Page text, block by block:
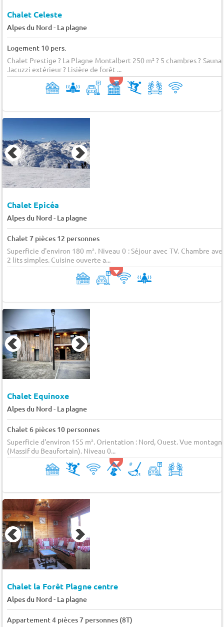
Chalet Celeste
Alpes du Nord- La plagne
Logement 10 pers.
Chalet Prestige ? La Plagne Montalbert 250 m² ? 5 chambres ? Sauna
Jacuzzi extérieur ? Lisière de forêt ...
Chalet Epicéa
Alpes du Nord- La plagne
Chalet 7 pièces 12 personnes
Superficie d'environ 180 m². Niveau 0 : Séjour avec TV. Chambre
2 lits simples. Cuisine ouverte a...
Chalet Equinoxe
Alpes du Nord- La plagne
Chalet 6 pièces 10 personnes
Superficie d'environ 155 m². Orientation : Nord, Ouest. Vue
(Massif du Beaufortain). Niveau 0...
Chalet la Forêt Plagne centre
Alpes du Nord- La plagne
Appartement 4 pièces 7 personnes (8T)